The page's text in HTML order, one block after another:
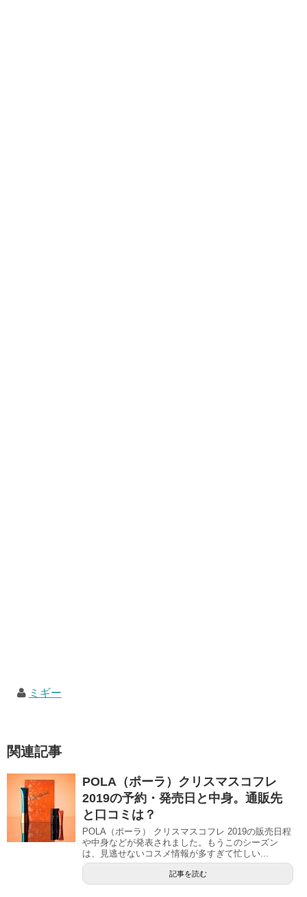
ミギー
関連記事
POLA（ポーラ）クリスマスコフレ
2019の予約・発売日と中身。通販先
と口コミは？
POLA（ポーラ） クリスマスコフレ 2019の販売日程
や中身などが発表されました。もうこのシーズン
は、見逃せないコスメ情報が多すぎて忙しい...
記事を読む